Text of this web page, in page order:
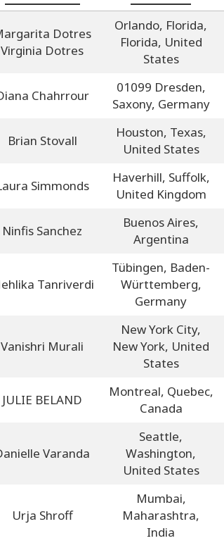
Dotres
Virginia Dotres
Orlando, Florida,
Florida, United
States
Chahrrour
01099 Dresden,
Saxony, Germany
Brian Stovall
Houston, Texas,
United States
Simmonds
Haverhill, Suffolk,
United Kingdom
Ninfis Sanchez
Buenos Aires,
Argentina
Tanriverdi
Tübingen, Baden-
Württemberg,
Germany
Vanishri Murali
New York City,
New York, United
States
JULIE BELAND
Montreal, Quebec,
Canada
Varanda
Seattle,
Washington,
United States
Urja Shroff
Mumbai,
Maharashtra,
India